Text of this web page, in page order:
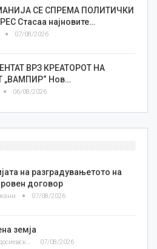
СЕ СПРЕМА ПОЛИТИЧКИ
Стасаа најновите…
07/08/2026
ВРЗ КРЕАТОРОТ НА
„ВАМПИР“ Нов…
06/08/2026
на разградувањетото на
договор
07/08/2026
земја
Златко Теодосиевски 07/08/2026